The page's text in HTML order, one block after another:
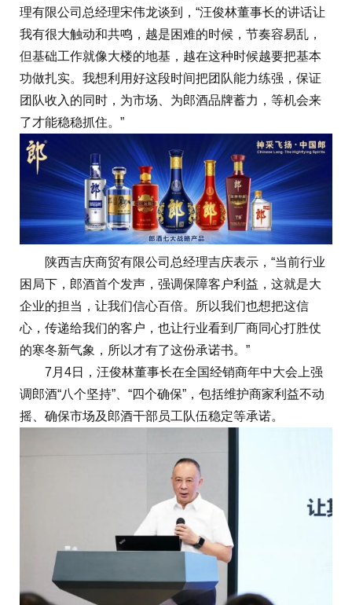
理有限公司总经理宋伟龙谈到，“汪俊林董事长的讲话让
我有很大触动和共鸣，越是困难的时候，节奏容易乱，
但基础工作就像大楼的地基，越在这种时候越要把基本
功做扎实。我想利用好这段时间把团队能力练强，保证
团队收入的同时，为市场、为郎酒品牌蓄力，等机会来
了才能稳稳抓住。”
陕西吉庆商贸有限公司总经理吉庆表示，“当前行业
困局下，郎酒首个发声，强调保障客户利益，这就是大
企业的担当，让我们信心百倍。所以我们也想把这信
心，传递给我们的客户，也让行业看到厂商同心打胜仗
的寒冬新气象，所以才有了这份承诺书。”
7月4日，汪俊林董事长在全国经销商年中大会上强
调郎酒“八个坚持”、“四个确保”，包括维护商家利益不动
摇、确保市场及郎酒干部员工队伍稳定等承诺。